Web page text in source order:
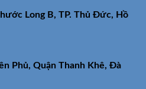
Long B, TP. Thủ Đức, Hồ
Phủ, Quận Thanh Khê, Đà